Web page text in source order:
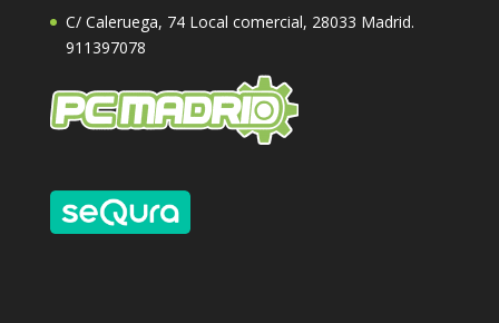
C/ Caleruega, 74 Local comercial, 28033 Madrid.
911397078